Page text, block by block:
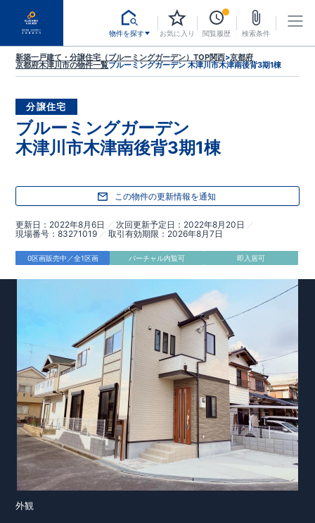
物件を探す お気に入り 閲覧履歴 検索条件
新築一戸建て・分譲住宅（ブルーミングガーデン）TOP関西>京都府
京都府木津川市の物件一覧ブルーミングガーデン 木津川市木津南後背3期1棟
分譲住宅
ブルーミングガーデン
木津川市木津南後背3期1棟
この物件の更新情報を通知
更新日 2022年8月6日 次回更新予定日
2022年8月20日
現場番号
83271019 取引有効期限 2026年8月7日
0区画販売中／全1区画 バーチャル内覧可 即入居可
外観